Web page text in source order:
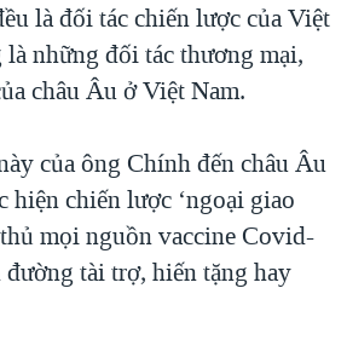
là đối tác chiến lược của Việt
là những đối tác thương mại,
châu Âu ở Việt Nam.
của ông Chính đến châu Âu
hiện chiến lược ‘ngoại giao
mọi nguồn vaccine Covid-
đường tài trợ, hiến tặng hay